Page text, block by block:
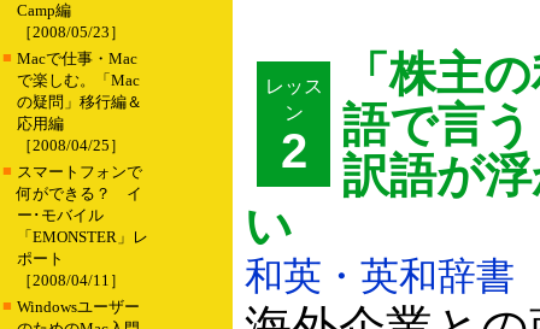
Camp編
［2008/05/23］
■ Macで仕事・Mac
で楽しむ。「Mac
の疑問」移行編＆
応用編
［2008/04/25］
■ スマートフォンで
何ができる？ イ
ー･モバイル
「EMONSTER」レ
ポート
［2008/04/11］
■ Windowsユーザー
レッス
ン
2
「株主
語で言
訳語が
い
和英・英和辞書